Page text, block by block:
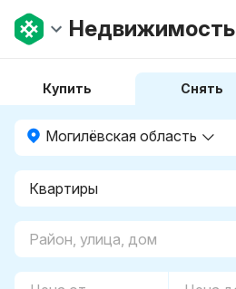
Недвижимость
Купить Снять
Могилёвская область